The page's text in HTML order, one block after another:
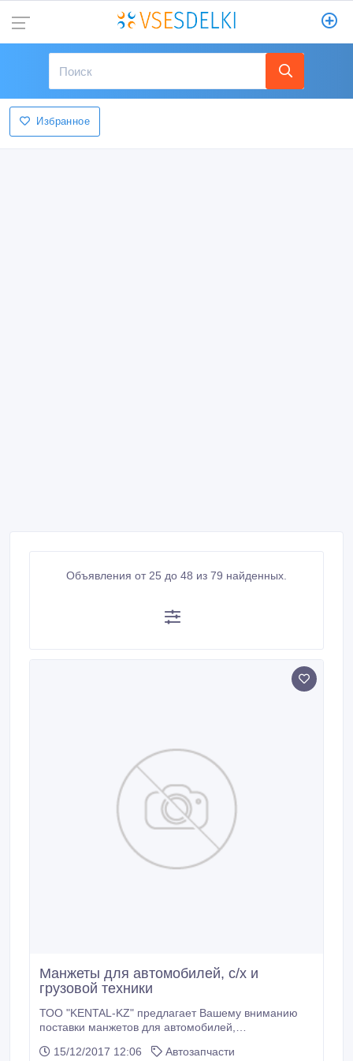
Избранное
Объявления от 25 до 48 из 79 найденных.
Манжеты для автомобилей, с/х и
грузовой техники
ТОО "KENTAL-KZ" предлагает Вашему вниманию
поставки манжетов для автомобилей,
Партнеры компании "KENTAL-KZ" получают: •
15/12/2017 12:06
Автозапчасти